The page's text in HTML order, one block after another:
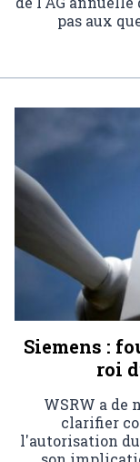
pas aux
Siemens :
roi
WSRW a de
clarifier
l'autorisation